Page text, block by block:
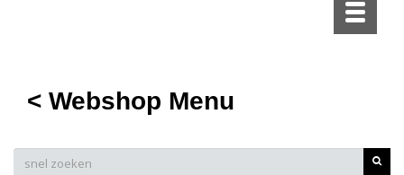
Toggle
< Webshop Menu